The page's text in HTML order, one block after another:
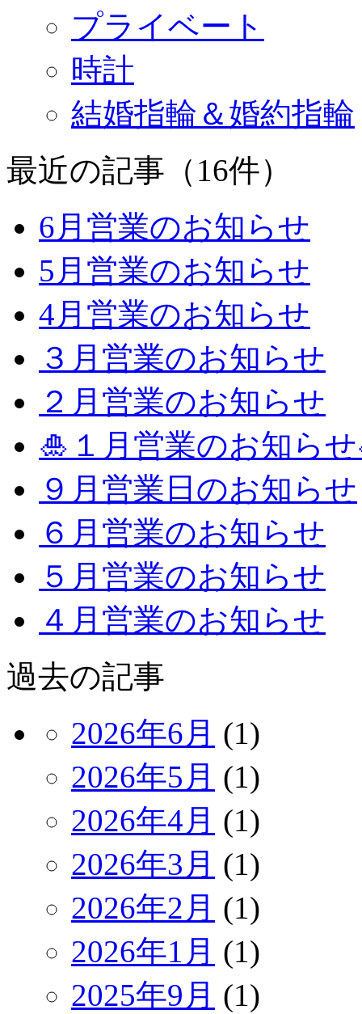
プライベート
時計
結婚指輪＆婚約指輪
最近の記事（16件）
6月営業のお知らせ
5月営業のお知らせ
4月営業のお知らせ
３月営業のお知らせ
２月営業のお知らせ
🎍１月営業のお知ら
９月営業日のお知らせ
６月営業のお知らせ
５月営業のお知らせ
４月営業のお知らせ
過去の記事
2026年6月 (1)
2026年5月 (1)
2026年4月 (1)
2026年3月 (1)
2026年2月 (1)
2026年1月 (1)
2025年9月 (1)